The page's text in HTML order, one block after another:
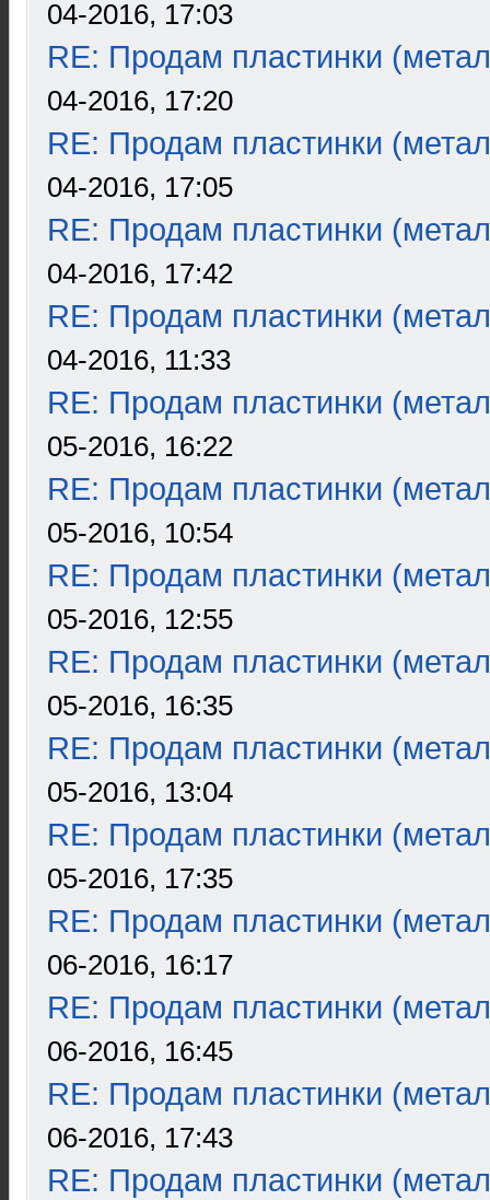
04-2016, 17:03
RE: Продам пластинки
04-2016, 17:20
RE: Продам пластинки
04-2016, 17:05
RE: Продам пластинки
04-2016, 17:42
RE: Продам пластинки
04-2016, 11:33
RE: Продам пластинки
05-2016, 16:22
RE: Продам пластинки
05-2016, 10:54
RE: Продам пластинки
05-2016, 12:55
RE: Продам пластинки
05-2016, 16:35
RE: Продам пластинки
05-2016, 13:04
RE: Продам пластинки
05-2016, 17:35
RE: Продам пластинки
06-2016, 16:17
RE: Продам пластинки
06-2016, 16:45
RE: Продам пластинки
06-2016, 17:43
RE: Продам пластинки